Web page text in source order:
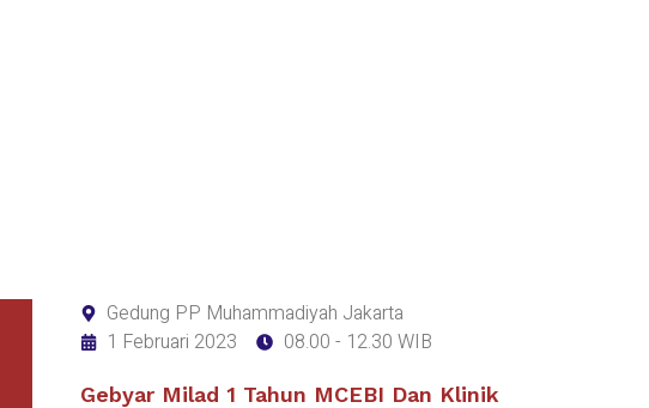
Gedung PP Muhammadiyah Jakarta
1 Februari 2023
08.00 - 12.30 WIB
Gebyar Milad 1 Tahun MCEBI Dan Klinik